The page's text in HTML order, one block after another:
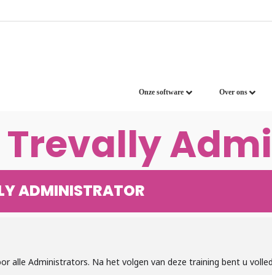
Onze software Over ons
ADMINISTRATOR
alle Administrators. Na het volgen van deze training bent u